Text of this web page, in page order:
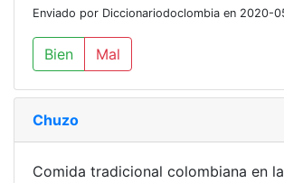
Enviado por Diccionariodoclombia en 2020-
Bien Mal
Chuzo
Comida tradicional colombiana en